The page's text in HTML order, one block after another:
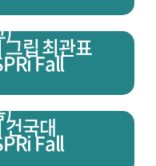
)
립 최관표
)
Fall
국대
Fall